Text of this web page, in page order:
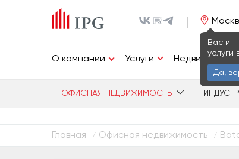
Вас
услуги
Да,
О компании Услуги Недвижимость
ОФИСНАЯ НЕДВИЖИМОСТЬ
Главная / Офисная недвижимость /